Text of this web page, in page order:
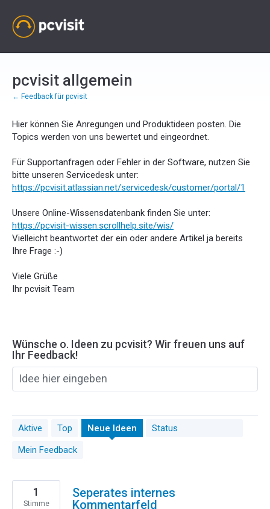
Zum
Inhalt
springen
pcvisit allgemein
← Feedback für pcvisit
Hier können Sie Anregungen und Produktideen posten. Die
Topics werden von uns bewertet und eingeordnet.
Für Supportanfragen oder Fehler in der Software, nutzen Sie
bitte unseren Servicedesk unter:
https://pcvisit.atlassian.net/servicedesk/customer/portal/1
Unsere Online-Wissensdatenbank finden Sie unter:
https://pcvisit-wissen.scrollhelp.site/wis/
Vielleicht beantwortet der ein oder andere Artikel ja bereits
Ihre Frage :-)
Viele Grüße
Ihr pcvisit Team
Wünsche o. Ideen zu pcvisit? Wir freuen uns auf
Ihr Feedback!
Idee hier eingeben
Aktive Top Neue Ideen
Status
Mein Feedback
51
gefundene
Seperates internes
Kommentarfeld
1
Stimme